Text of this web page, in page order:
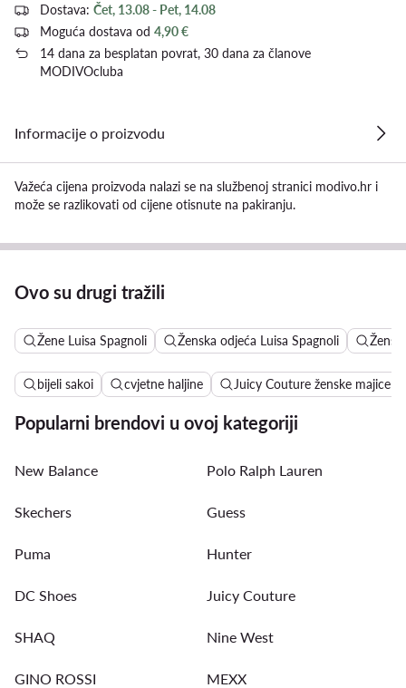
Dostava: Čet, 13.08 - Pet, 14.08
Moguća dostava od 4,90 €
14 dana za besplatan povrat, 30 dana za članove
MODIVOcluba
Informacije o proizvodu
Važeća cijena proizvoda nalazi se na službenoj stranici modivo.hr i
može se razlikovati od cijene otisnute na pakiranju.
Ovo su drugi tražili
Žene Luisa Spagnoli Ženska odjeća Luisa Spagnoli
bijeli sakoi cvjetne haljine Juicy Couture ženske majice
Popularni brendovi u ovoj kategoriji
New Balance Polo Ralph Lauren
Skechers Guess
Puma Hunter
DC Shoes Juicy Couture
SHAQ Nine West
GINO ROSSI MEXX